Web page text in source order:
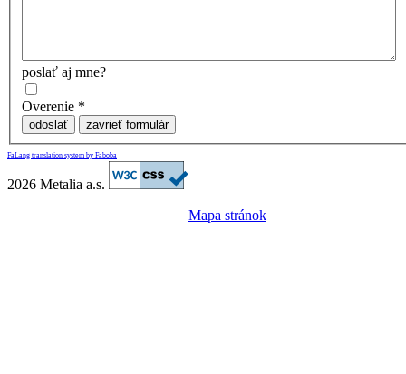
poslať aj mne?
Overenie *
odoslať zavrieť formulár
FaLang translation system by Faboba
2026 Metalia a.s.
Mapa stránok